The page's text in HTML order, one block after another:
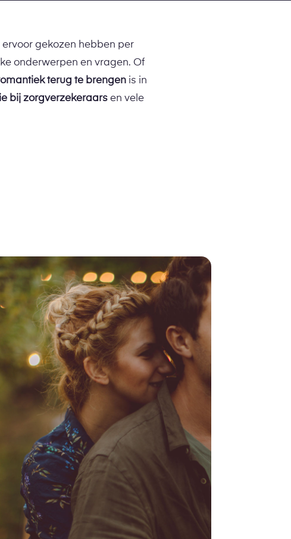
gekozen hebben per
onderwerpen en vragen. Of
terug te brengenis in
bij zorgverzekeraarsen vele